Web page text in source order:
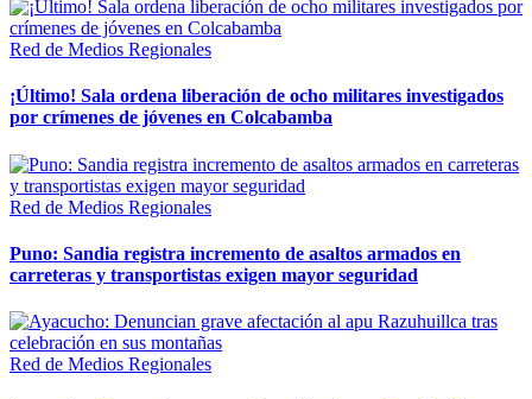
Red de Medios Regionales
¡Último! Sala ordena liberación de ocho militares investigados
por crímenes de jóvenes en Colcabamba
Red de Medios Regionales
Puno: Sandia registra incremento de asaltos armados en
carreteras y transportistas exigen mayor seguridad
Red de Medios Regionales